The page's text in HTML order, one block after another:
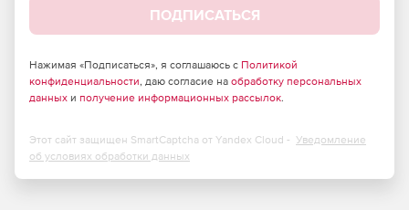
копий и ассимилировать резервные копии с истекшим
сроком в полную резервную копию, чтобы уменьшить
пространство для хранения.
Выполнение операции восстановления без
необходимости перезапуска своих контроллеров
ПОДПИСАТЬСЯ
Нажимая «Подписаться», я соглашаюсь с Политикой
конфиденциальности, даю согласие на обработку персональных
данных и получение информационных рассылок.
Этот сайт защищен SmartCaptcha от Yandex Cloud - Уведомление
об условиях обработки данных